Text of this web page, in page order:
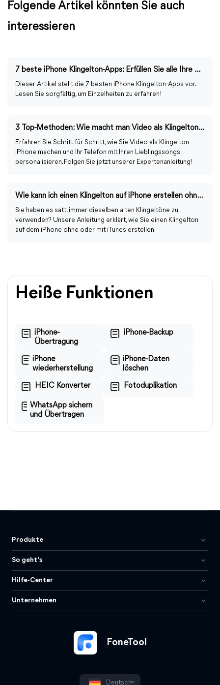
Folgende Artikel könnten Sie auch
interessieren
7 beste iPhone Klingelton-Apps: Erfüllen Sie alle Ihre Anforderungen
Dieser Artikel stellt die 7 besten iPhone Klingelton-Apps vor.
Lesen Sie sorgfältig, um Einzelheiten zu erfahren!
3 Top-Methoden: Wie macht man Video als Klingelton für iPhone?
Erfahren Sie Schritt für Schritt, wie Sie Video als Klingelton
iPhone machen und Ihr Telefon mit Ihren Lieblingssongs
personalisieren. Folgen Sie jetzt unserer Expertenanleitung!
Wie kann ich einen Klingelton auf iPhone erstellen ohne/mit iTunes?
Sie haben es satt, immer dieselben alten Klingeltöne zu
verwenden? Unsere Anleitung erklärt, wie Sie einen Klingelton
auf dem iPhone ohne oder mit iTunes erstellen.
Heiße Funktionen
iPhone-
Übertragung
iPhone-Backup
iPhone
wiederherstellung
iPhone-Daten
löschen
HEIC Konverter Fotoduplikation
WhatsApp sichern
und Übertragen
FoneTool
Deutsch
Produkte
So geht's
Hilfe-Center
Unternehmen